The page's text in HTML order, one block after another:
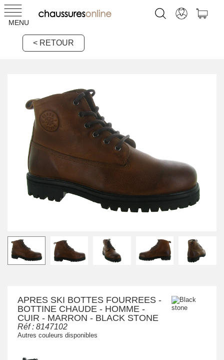
MENU
< RETOUR
APRES SKI BOTTES FOURREES -
BOTTINE CHAUDE - HOMME -
CUIR - MARRON - BLACK STONE
Réf : 8147102
Autres couleurs disponibles